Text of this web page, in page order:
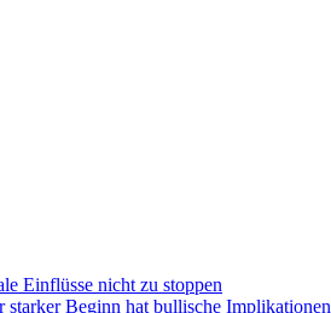
Einflüsse nicht zu stoppen
starker Beginn hat bullische Implikationen